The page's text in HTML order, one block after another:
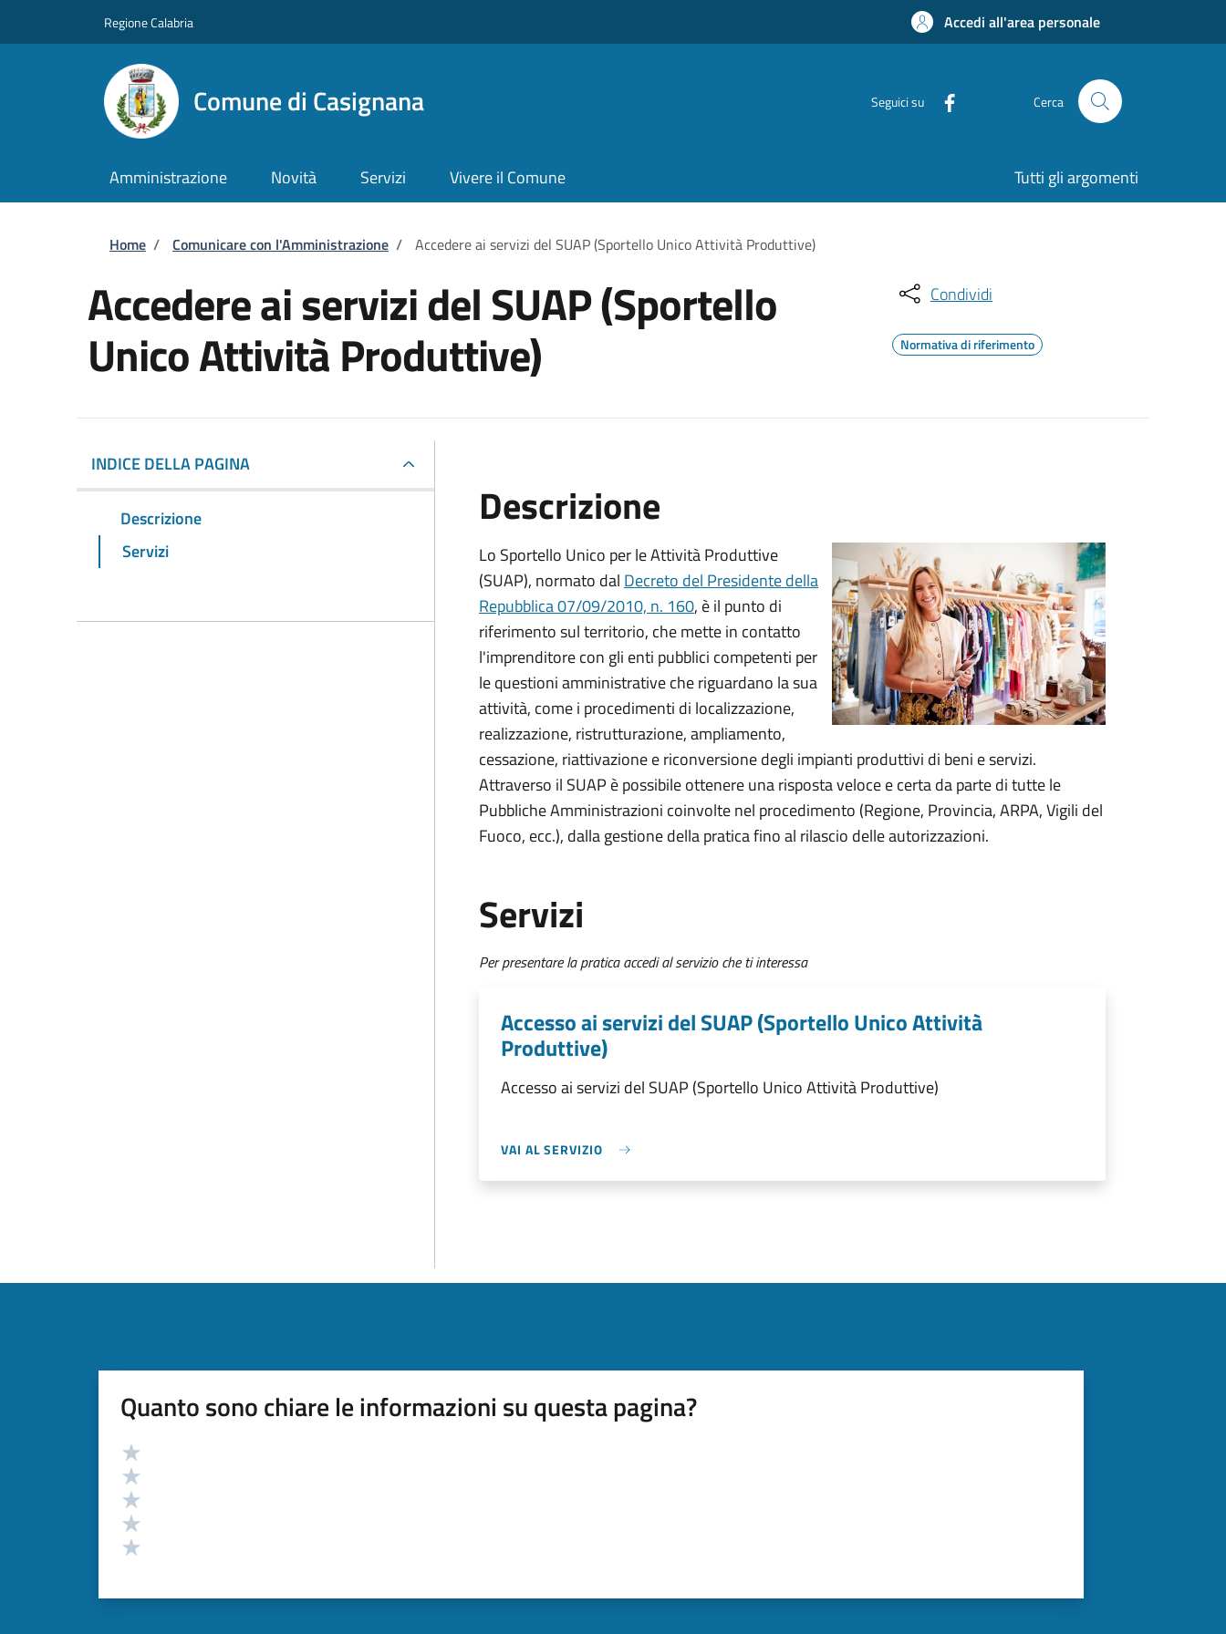
Regione Calabria Accedi all'area personale
Comune di Casignana Seguici su Cerca
Amministrazione Novità Servizi Vivere il Comune Tutti gli argomenti
Briciole di pane
Home / Comunicare con l'Amministrazione / Accedere ai servizi del SUAP (Sportello Unico Attività Produttive)
Accedere ai servizi del SUAP (Sportello
Unico Attività Produttive)
Condividi
Normativa di riferimento
INDICE DELLA PAGINA
Descrizione
Servizi
Descrizione
Lo Sportello Unico per le Attività Produttive
(SUAP), normato dal Decreto del Presidente della
Repubblica 07/09/2010, n. 160, è il punto di
riferimento sul territorio, che mette in contatto
l'imprenditore con gli enti pubblici competenti per
le questioni amministrative che riguardano la sua
attività, come i procedimenti di localizzazione,
realizzazione, ristrutturazione, ampliamento,
cessazione, riattivazione e riconversione degli impianti produttivi di beni e servizi.
Attraverso il SUAP è possibile ottenere una risposta veloce e certa da parte di tutte le
Pubbliche Amministrazioni coinvolte nel procedimento (Regione, Provincia, ARPA, Vigili del
Fuoco, ecc.), dalla gestione della pratica fino al rilascio delle autorizzazioni.
Servizi
Per presentare la pratica accedi al servizio che ti interessa
Accesso ai servizi del SUAP (Sportello Unico Attività
Produttive)
Accesso ai servizi del SUAP (Sportello Unico Attività Produttive)
VAI AL SERVIZIO
Quanto sono chiare le informazioni su questa pagina?
Valutazione